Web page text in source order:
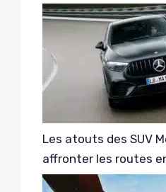
Les atouts des SUV
affronter les routes